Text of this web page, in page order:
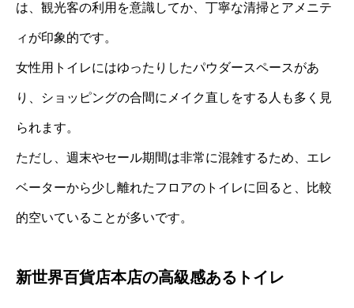
は、観光客の利用を意識してか、丁寧な清掃とアメニテ
ィが印象的です。
女性用トイレにはゆったりしたパウダースペースがあ
り、ショッピングの合間にメイク直しをする人も多く見
られます。
ただし、週末やセール期間は非常に混雑するため、エレ
ベーターから少し離れたフロアのトイレに回ると、比較
的空いていることが多いです。
新世界百貨店本店の高級感あるトイレ